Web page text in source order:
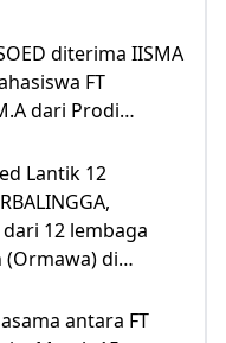
diterima IISMA
FT
dari Prodi…
Lantik 12
dari 12 lembaga
(Ormawa) di…
antara FT